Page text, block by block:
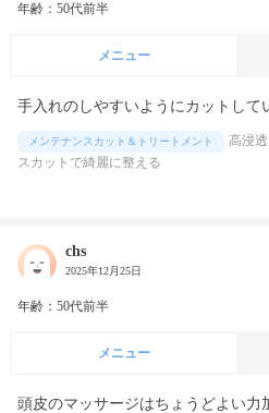
年齢：50代前半
メニュー
手入れのしやすいようにカットして
メンテナンスカット＆トリートメント
高浸
スカットで綺麗に整える
chs
2025年12月25日
年齢：50代前半
メニュー
頭皮のマッサージはちょうどよい力